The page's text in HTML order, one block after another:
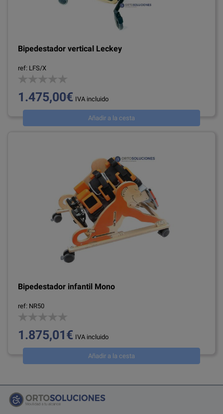
Bipedestador vertical Leckey
ref: LFS/X
1.475,00€ IVA incluido
Añadir a la cesta
Bipedestador infantil Mono
ref: NR50
1.875,01€ IVA incluido
Añadir a la cesta